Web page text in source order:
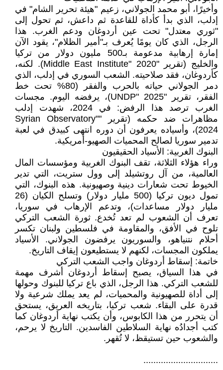
وأخيرًا، أبو محمد الجولاني، زعيم "هيئة تحرير الشام" في
إدلب، الذي بدأ كأداة للقاعدة ثم داعش، ثم تحول إلى
"ثوري معتدل" تحت عين أردوغان ودعم الغرب. هذا
الرجل، الذي كان يومًا يُعرف بـ"أمير الظلام"، يقود الآن
إمارة إرهابية مدعومة بـ500 مليون دولار من تركيا
والخليج (تقرير "Middle East Institute" 2020). لكنه،
كأردوغان، فقد صلاحيته. الشعب السوري في إدلب، الذي
دمر الجولاني حياته بالحرب والفقر (80% تحت خط
الفقر، تقرير "UNDP" 2025)، يرفضه اليوم. مجسات
الغرب ترصد هذا الرفض: في 2024، شهدت إدلب
مظاهرات ضد حكمه (تقرير "Syrian Observatory"
2024)، وأسياده يعرفون أن دوره انتهى كبيدق في لعبة
تدمير سوريا لصالح المحميات الصهيو-أمريكية.
البنوك الغربية: الأسياد الحقيقيون
وراء هؤلاء الثلاثة، تقف البنوك الغربية ومؤسسات المال
العالمية، من آل روتشيلد إلى وول ستريت، التي تدير
الخيوط تحت شعارات دينية وصهيونية. هذه البنوك، التي
تمول ديون تركيا (500 مليار دولار) وتسلح الكيان (26
مليار دولار مساعدات)، وتدعم الإرهاب في سوريا،
تعرف أن الشعوب لم تعد تُخدع. ثورة الشعب التركي
تلوح في الأفق، والمقاومة في فلسطين ولبنان تكسر
أحلام نتنياهو، والسوريون يرفضون الجولاني. الأسياد
يملكون المجسات، لكنهم لا يستطيعون إيقاف التاريخ.
خاتمة: إسقاط أردوغان واجب الشعب التركي
في هذا السياق، يصبح إسقاط أردوغان أشرف مهمة
للشعب التركي. هذا الرجل، الذي باع تركيا للبنوك وحولها
إلى أداة للصهيونية والمحميات، لم يعد يملك شرعية ولا
قدرة على البقاء. شعب تركيا، بتاريخه العريق، يستحق
أن يتحرر من هذا الكابوس، وأن يكتب نهاية أردوغان كما
كتب أجدادُه نهاية السلاطين الفاسدين. التاريخ لا يرحم،
والشعوب حين تستيقظ، لا تُقهر.
..............................